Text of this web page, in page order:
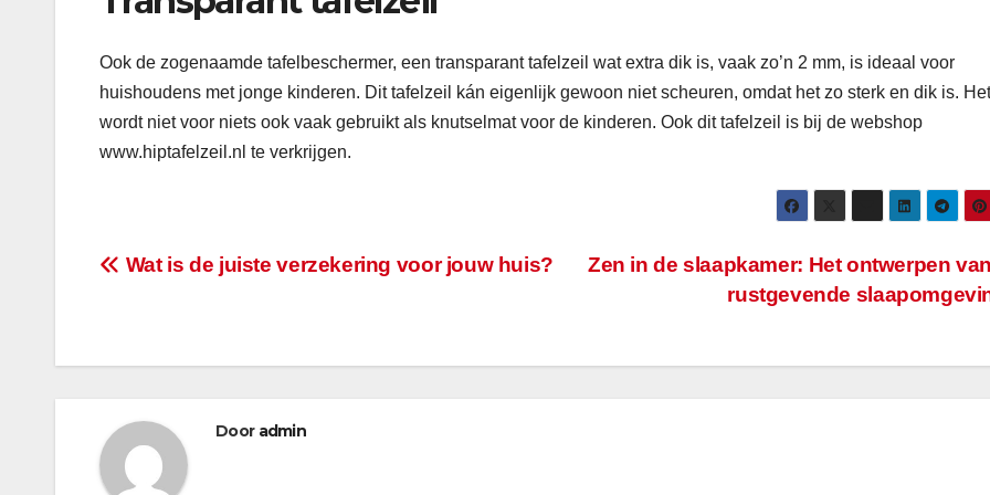
Ook de zogenaamde tafelbeschermer, een transparant tafelzeil wat extra dik is, vaak zo’n 2 mm, is ideaal voor
huishoudens met jonge kinderen. Dit tafelzeil kán eigenlijk gewoon niet scheuren, omdat het zo sterk en dik is. Het
wordt niet voor niets ook vaak gebruikt als knutselmat voor de kinderen. Ook dit tafelzeil is bij de webshop
www.hiptafelzeil.nl te verkrijgen.
Bericht
Zen in de slaapkamer: Het ontwerpen
rustgevende
Wat is de juiste verzekering voor jouw huis?
Door admin